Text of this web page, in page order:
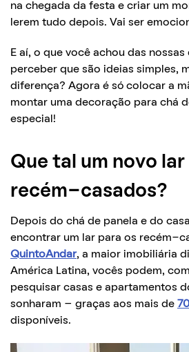
na chegada da festa e criar um
lerem tudo depois. Vai ser
E aí, o que você achou das
perceber que são ideias simples,
diferença? Agora é só colocar a
montar uma decoração para chá
especial!
Que tal um novo lar
recém-casados?
Depois do chá de panela e do
encontrar um lar para os recém-
QuintoAndar, a maior imobiliária
América Latina, vocês podem,
pesquisar casas e apartamentos
sonharam – graças aos mais de
disponíveis.